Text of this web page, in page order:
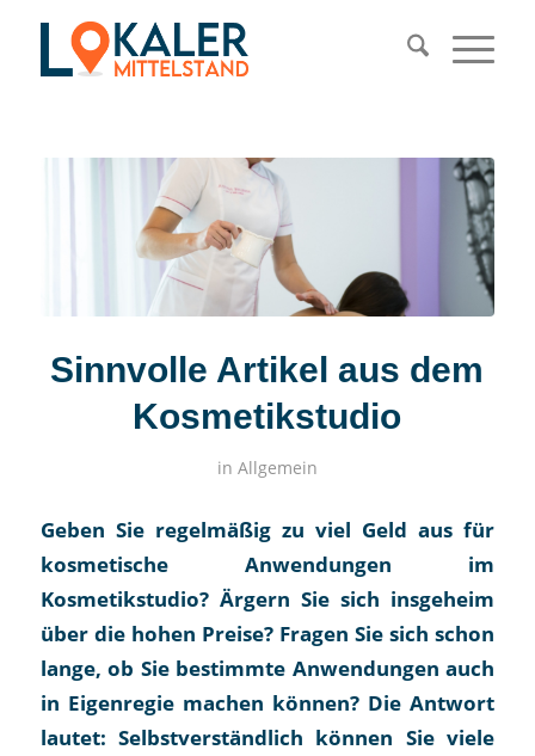
Sinnvolle Artikel aus dem
Kosmetikstudio
in Allgemein
Geben Sie regelmäßig zu viel Geld aus für
kosmetische Anwendungen im
Kosmetikstudio? Ärgern Sie sich insgeheim
über die hohen Preise? Fragen Sie sich schon
lange, ob Sie bestimmte Anwendungen auch
in Eigenregie machen können? Die Antwort
lautet: Selbstverständlich können Sie viele